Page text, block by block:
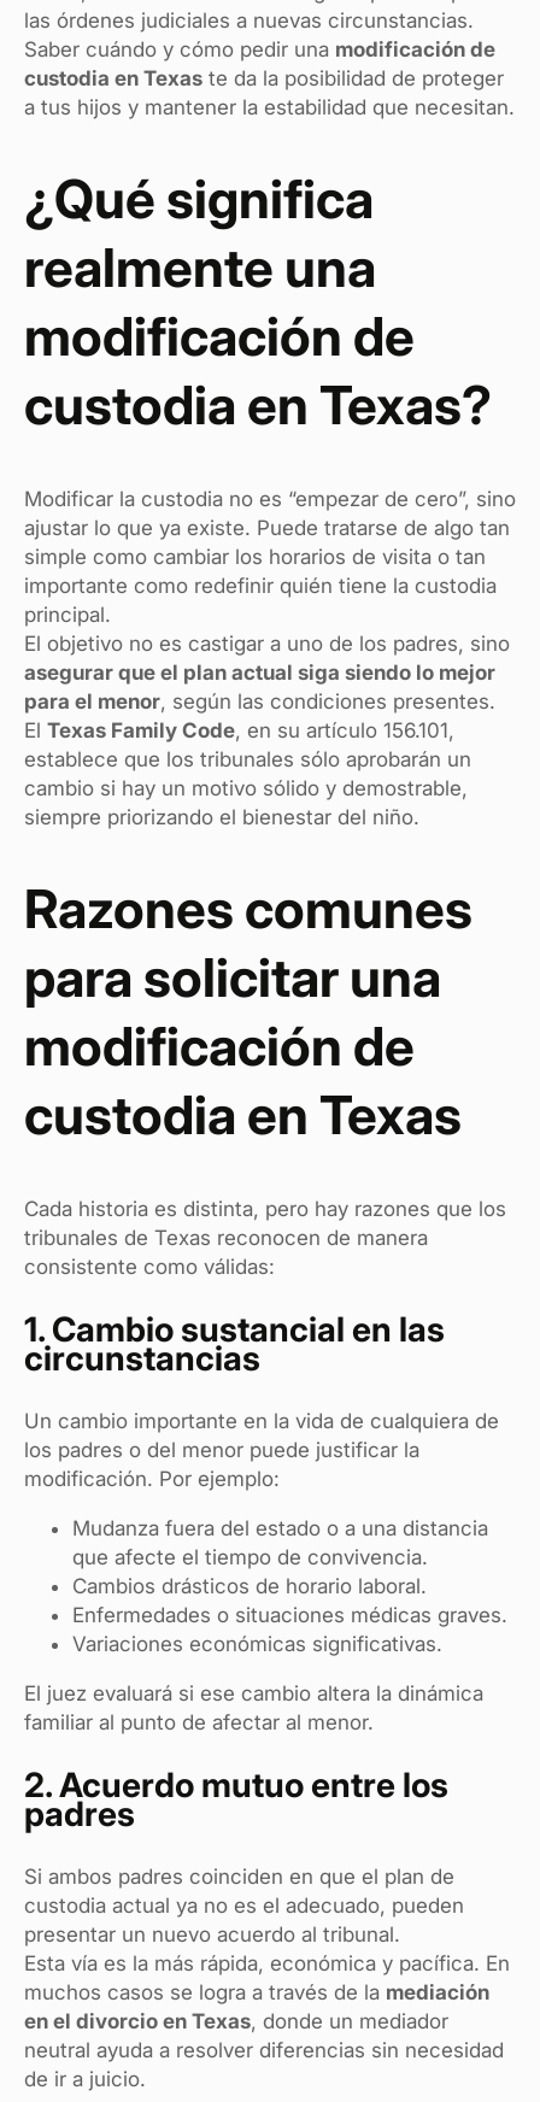
las órdenes judiciales a nuevas circunstancias.
Saber cuándo y cómo pedir una modificación de
custodia en Texas te da la posibilidad de proteger
a tus hijos y mantener la estabilidad que necesitan.
¿Qué significa
realmente una
modificación de
custodia en Texas?
Modificar la custodia no es “empezar de cero”, sino
ajustar lo que ya existe. Puede tratarse de algo tan
simple como cambiar los horarios de visita o tan
importante como redefinir quién tiene la custodia
principal.
El objetivo no es castigar a uno de los padres, sino
asegurar que el plan actual siga siendo lo mejor
para el menor, según las condiciones presentes.
El Texas Family Code, en su artículo 156.101,
establece que los tribunales sólo aprobarán un
cambio si hay un motivo sólido y demostrable,
siempre priorizando el bienestar del niño.
Razones comunes
para solicitar una
modificación de
custodia en Texas
Cada historia es distinta, pero hay razones que los
tribunales de Texas reconocen de manera
consistente como válidas:
1. Cambio sustancial en las
circunstancias
Un cambio importante en la vida de cualquiera de
los padres o del menor puede justificar la
modificación. Por ejemplo:
Mudanza fuera del estado o a una distancia
que afecte el tiempo de convivencia.
Cambios drásticos de horario laboral.
Enfermedades o situaciones médicas graves.
Variaciones económicas significativas.
El juez evaluará si ese cambio altera la dinámica
familiar al punto de afectar al menor.
2. Acuerdo mutuo entre los
padres
Si ambos padres coinciden en que el plan de
custodia actual ya no es el adecuado, pueden
presentar un nuevo acuerdo al tribunal.
Esta vía es la más rápida, económica y pacífica. En
muchos casos se logra a través de la mediación
en el divorcio en Texas, donde un mediador
neutral ayuda a resolver diferencias sin necesidad
de ir a juicio.